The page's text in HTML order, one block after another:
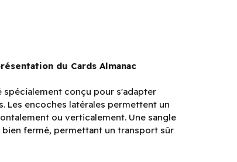
du Cards Almanac
spécialement conçu pour s'adapter
Les encoches latérales permettent un
ou verticalement. Une sangle
fermé, permettant un transport sûr